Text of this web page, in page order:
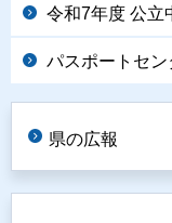
令和7年度 公立
パスポートセン
県の広報